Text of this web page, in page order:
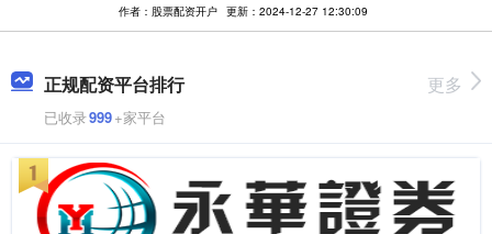
作者：股票配资开户 更新：2024-12-27 12:30:09
正规配资平台排行
已收录999+家平台
更多